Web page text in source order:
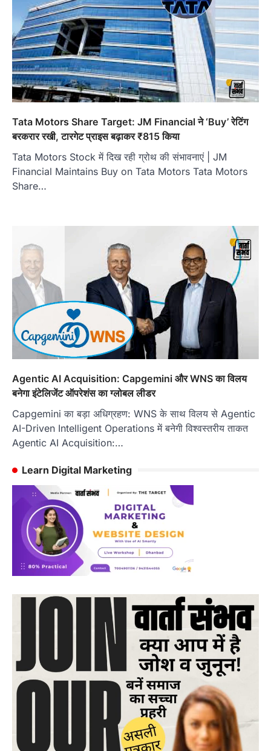
Tata Motors Share Target: JM Financial ने ‘Buy’ रेटिंग
बरकरार रखी, टारगेट प्राइस बढ़ाकर ₹815 किया
Tata Motors Stock में दिख रही ग्रोथ की संभावनाएं | JM
Financial Maintains Buy on Tata Motors Tata Motors
Share…
Agentic AI Acquisition: Capgemini और WNS का विलय
बनेगा इंटेलिजेंट ऑपरेशंस का ग्लोबल लीडर
Capgemini का बड़ा अधिग्रहण: WNS के साथ विलय से Agentic
AI-Driven Intelligent Operations में बनेगी विश्वस्तरीय ताकत
Agentic AI Acquisition:…
Learn Digital Marketing